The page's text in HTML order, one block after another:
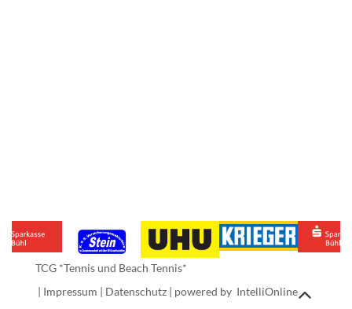
TCG *Tennis und Beach Tennis*
| Impressum | Datenschutz | powered by IntelliOnline